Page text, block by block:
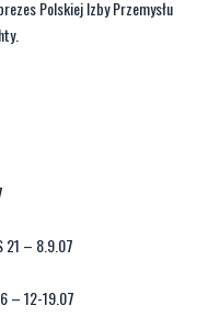
Polskiej Izby Przemysłu
21 – 8.9.07
– 12-19.07